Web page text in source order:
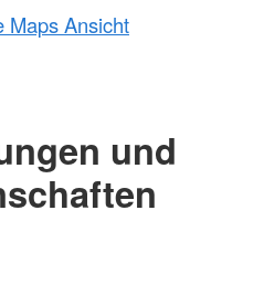
Maps Ansicht
und